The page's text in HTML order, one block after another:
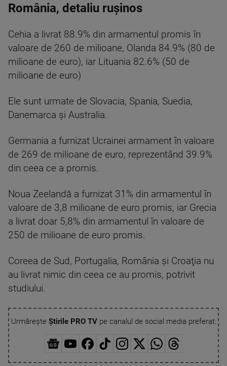
România, detaliu rușinos
Cehia a livrat 88.9% din armamentul promis în
valoare de 260 de milioane, Olanda 84.9% (80 de
milioane de euro), iar Lituania 82.6% (50 de
milioane de euro)
Ele sunt urmate de Slovacia, Spania, Suedia,
Danemarca şi Australia.
Germania a furnizat Ucrainei armament în valoare
de 269 de milioane de euro, reprezentând 39.9%
din ceea ce a promis.
Noua Zeelandă a furnizat 31% din armamentul în
valoare de 3,8 milioane de euro promis, iar Grecia
a livrat doar 5,8% din armamentul în valoare de
250 de milioane de euro promis.
Coreea de Sud, Portugalia, România şi Croaţia nu
au livrat nimic din ceea ce au promis, potrivit
studiului.
Urmărește Știrile PRO TVpe canalul de social media preferat: